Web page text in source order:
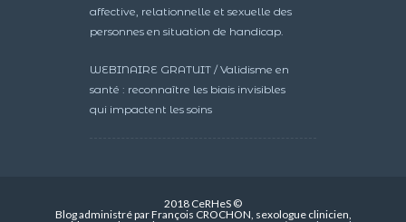
affective, relationnelle et sexuelle des
personnes en situation de handicap.
WEBINAIRE GRATUIT / Validisme en
santé : reconnaître les biais invisibles
qui impactent les soins
2018 CeRHeS ©
Blog administré par François CROCHON, sexologue clinicien,